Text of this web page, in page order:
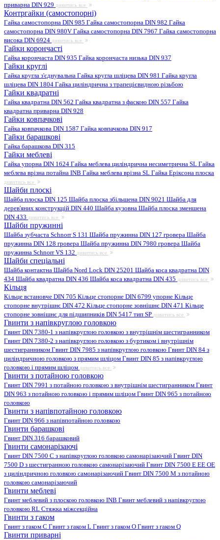
приварна DIN 929 дивитись все
Контргайки (самостопорні)
Гайка самостопорна DIN 985 Гайка самостопорна DIN 982 Гайка
самостопорна DIN 980V Гайка самостопорна DIN 7967 Гайка самостопорна
висока DIN 6924 дивитись все
Гайки корончасті
Гайка корончаста DIN 935 Гайка корончаста низька DIN 937
Гайки круглі
Гайка кругла з'єднувальна Гайка кругла шліцева DIN 981 Гайка кругла
шліцева DIN 1804 Гайка циліндрична з трапецієвидною різьбою
Гайки квадратні
Гайка квадратна DIN 562 Гайка квадратна з фаскою DIN 557 Гайка
квадратна приварна DIN 928
Гайки ковпачкові
Гайка ковпачкова DIN 1587 Гайка ковпачкова DIN 917
Гайки барашкові
Гайка барашкова DIN 315
Гайки меблеві
Гайка упорна DIN 1624 Гайка меблева циліндрична несиметрична SL Гайка
меблева врізна потайна INB Гайка меблева врізна SL Гайка Еріксона плоска
дивитись все
Шайби плоскі
Шайба плоска DIN 125 Шайба плоска збільшена DIN 9021 Шайба для
дерев'яних конструкцій DIN 440 Шайба кузовна Шайба плоска зменшена
DIN 433 дивитись все
Шайби пружинні
Шайба зубчаста Schnorr S 131 Шайба пружинна DIN 127 гровера Шайба
пружинна DIN 128 гровера Шайба пружинна DIN 7980 гровера Шайба
пружинна Schnorr VS 132 дивитись все
Шайби спеціальні
Шайба контактна Шайба Nord Lock DIN 25201 Шайба коса квадратна DIN
434 Шайба квадратна DIN 436 Шайба коса квадратна DIN 435 дивитись все
Кільця
Кільце встановче DIN 705 Кільце стопорне DIN 6799 упорне Кільце
стопорне внутрішнє DIN 472 Кільце стопорне зовнішнє DIN 471 Кільце
стопорне зовнішнє для підшипників DIN 5417 тип SP дивитись все
Гвинти з напівкруглою головкою
Гвинт DIN 7380-1 з напівкруглою головкою з внутрішнім шестигранником
Гвинт DIN 7380-2 з напівкруглою головкою з буртиком і внутрішнім
шестигранником Гвинт DIN 7985 з напівкруглою головкою Гвинт DIN 84 з
циліндричною головкою з прямим шліцом Гвинт DIN 85 з напівкруглою
головкою і прямим шліцом дивитись все
Гвинти з потайною головкою
Гвинт DIN 7991 з потайною головкою з внутрішнім шестигранником Гвинт
DIN 963 з потайною головкою і прямим шліцом Гвинт DIN 965 з потайною
головкою
Гвинти з напівпотайною головкою
Гвинт DIN 966 з напівпотайною головкою
Гвинти барашкові
Гвинт DIN 316 барашковий
Гвинти самонарізаючі
Гвинт DIN 7500 C з напівкруглою головкою самонарізаючий Гвинт DIN
7500 D з шестигранною головкою самонарізаючий Гвинт DIN 7500 E EE OE
з циліндричною головкою самонарізаючий Гвинт DIN 7500 M з потайною
головкою самонарізаючий
Гвинти меблеві
Гвинт меблевий з плоскою головкою INB Гвинт меблевий з напівкруглою
головкою RL Стяжка міжсекційна
Гвинти з гаком
Гвинт з гаком C Гвинт з гаком L Гвинт з гаком O Гвинт з гаком Q
Гвинти приварні